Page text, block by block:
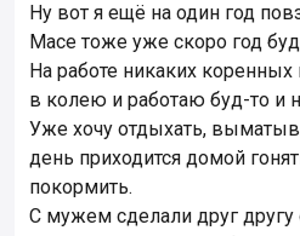
Ну вот я ещё на один год
Масе тоже уже скоро год
На работе никаких
в колею и работаю буд-то и
Уже хочу отдыхать,
день приходится домой
покормить.
С мужем сделали друг